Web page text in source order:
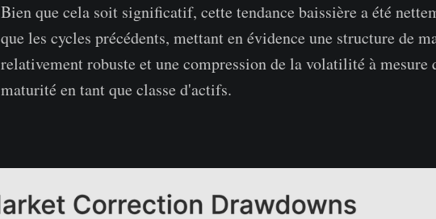
Bien que cela soit significatif, cette tendance baissière a été
que les cycles précédents, mettant en évidence une structure de
relativement robuste et une compression de la volatilité à
maturité en tant que classe d'actifs.